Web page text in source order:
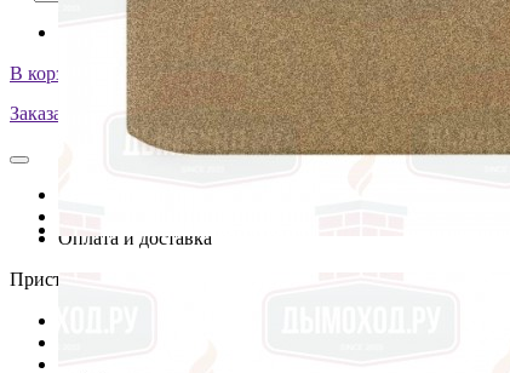
В корзину
Заказать монтаж изделия
Оплата и доставка
Пристенный камин из изразцов jade (256) + beige-rustik (225).